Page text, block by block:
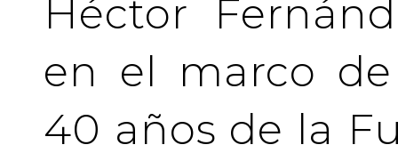
Héctor
en el marco
40 años de la